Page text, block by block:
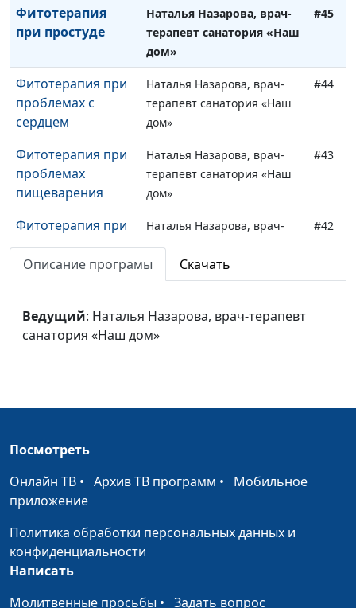
Фитотерапия
при простуде
Наталья Назарова, врач-
терапевт санатория «Наш
дом»
#45
Фитотерапия при
проблемах с
сердцем
Наталья Назарова, врач-
терапевт санатория «Наш
дом»
#44
Фитотерапия при
проблемах
пищеварения
Наталья Назарова, врач-
терапевт санатория «Наш
дом»
#43
Фитотерапия при
болезнях суставов
Наталья Назарова, врач-
терапевт санатория «Наш
дом»
#42
артериальной
гипертензии
терапевт санатория «Наш
дом»
льна
дом»
Чеснок
Тыква Ирина Остапенко
Томат
Сладкий перец Ирина Остапенко
Описание програмы Скачать
Ведущий: Наталья Назарова, врач-терапевт
санатория «Наш дом»
Посмотреть
Онлайн ТВ • Архив ТВ программ • Мобильное
приложение
Политика обработки персональных данных и
конфиденциальности
Написать
Молитвенные просьбы • Задать вопрос